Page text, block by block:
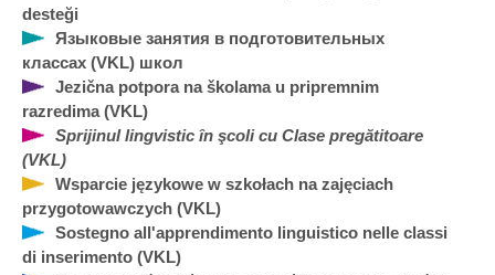
desteği
Языковые занятия в подготовительных
классах (VKL) школ
Jezična potpora na školama u pripremnim
razredima (VKL)
Sprijinul lingvistic în şcoli cu Clase pregătitoare
(VKL)
Wsparcie językowe w szkołach na zajęciach
przygotowawczych (VKL)
Sostegno all'apprendimento linguistico nelle classi
di inserimento (VKL)